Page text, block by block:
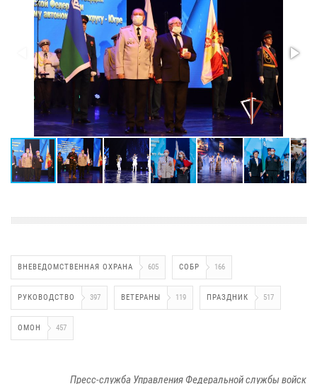
ВНЕВЕДОМСТВЕННАЯ ОХРАНА 605 СОБР 166
РУКОВОДСТВО 397 ВЕТЕРАНЫ 119 ПРАЗДНИК 517
ОМОН 457
Пресс-служба Управления Федеральной службы войск